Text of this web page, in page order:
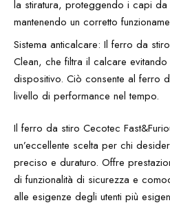
la stiratura, proteggendo i capi da
mantenendo un corretto
Sistema anticalcare: Il ferro da
Clean, che filtra il calcare evitando
dispositivo. Ciò consente al ferro
livello di performance nel tempo.
Il ferro da stiro Cecotec
un’eccellente scelta per chi
preciso e duraturo. Offre
di funzionalità di sicurezza e
alle esigenze degli utenti più